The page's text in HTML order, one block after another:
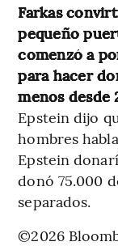
Farkas
pequeño
comenzó a
para hacer
menos desde
Epstein dijo
hombres
Epstein
donó 75.000
separados.
©2026